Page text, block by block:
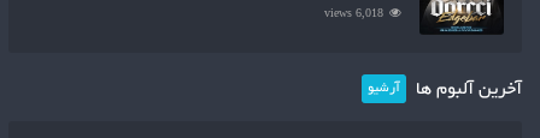
6,018 views
آخرین آلبوم ها آرشیو